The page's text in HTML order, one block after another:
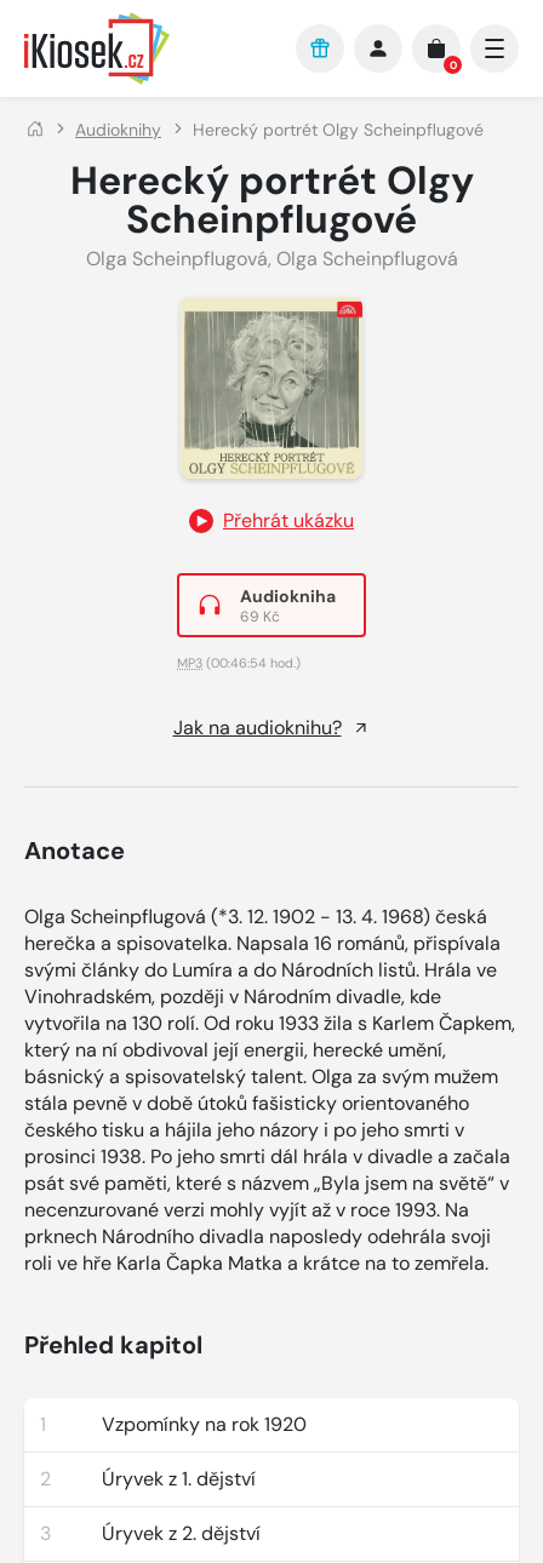
Přejít na hlavní obsah
0
Audioknihy Herecký portrét Olgy Scheinpflugové
Herecký portrét Olgy
Scheinpflugové
Olga Scheinpflugová, Olga Scheinpflugová
Přehrát ukázku
Audiokniha
69 Kč
MP3 (00:46:54 hod.)
Jak na audioknihu?
Anotace
Olga Scheinpflugová (*3. 12. 1902 - 13. 4. 1968) česká
herečka a spisovatelka. Napsala 16 románů, přispívala
svými články do Lumíra a do Národních listů. Hrála ve
Vinohradském, později v Národním divadle, kde
vytvořila na 130 rolí. Od roku 1933 žila s Karlem Čapkem,
který na ní obdivoval její energii, herecké umění,
básnický a spisovatelský talent. Olga za svým mužem
stála pevně v době útoků fašisticky orientovaného
českého tisku a hájila jeho názory i po jeho smrti v
prosinci 1938. Po jeho smrti dál hrála v divadle a začala
psát své paměti, které s názvem „Byla jsem na světě“ v
necenzurované verzi mohly vyjít až v roce 1993. Na
prknech Národního divadla naposledy odehrála svoji
roli ve hře Karla Čapka Matka a krátce na to zemřela.
Přehled kapitol
1 Vzpomínky na rok 1920
2 Úryvek z 1. dějství
3 Úryvek z 2. dějství